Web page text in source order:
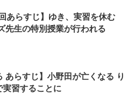
あらすじ】ゆき、実習を休む
先生の特別授業が行われる
あらすじ】小野田が亡くなる り
習することに